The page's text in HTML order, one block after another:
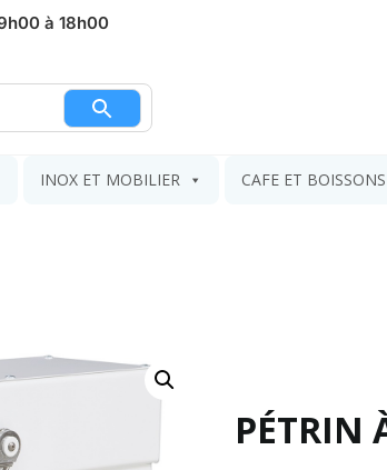
à 18h00
INOX ET MOBILIER CAFE ET BOISSONS
PÉTRIN